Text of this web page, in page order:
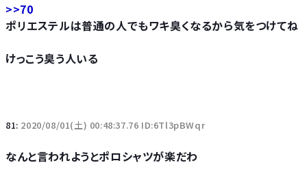
>>70
ポリエステルは普通の人でもワキ臭くなるから気をつけてね
けっこう臭う人いる
81: 2020/08/01(土) 00:48:37.76 ID:6Tl3pBWqr
なんと言われようとポロシャツが楽だわ